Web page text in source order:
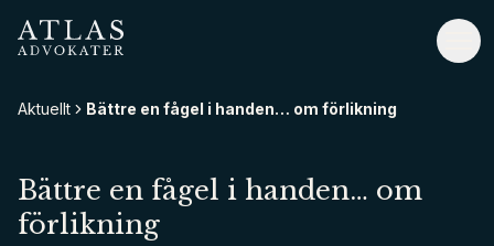
Hoppa
Aktuellt Bättre en fågel i handen… om förlikning
Bättre en fågel i handen… om
förlikning